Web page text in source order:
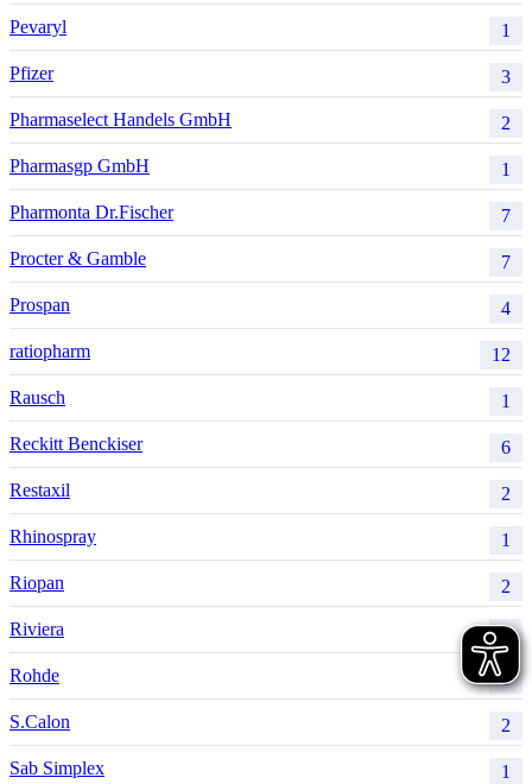
Pevaryl 1
Pfizer 3
Pharmaselect Handels GmbH 2
Pharmasgp GmbH 1
Pharmonta Dr.Fischer 7
Procter & Gamble 7
Prospan 4
ratiopharm 12
Rausch 1
Reckitt Benckiser 6
Restaxil 2
Rhinospray 1
Riopan 2
Riviera 1
Rohde 1
S.Calon 2
Sab Simplex 1